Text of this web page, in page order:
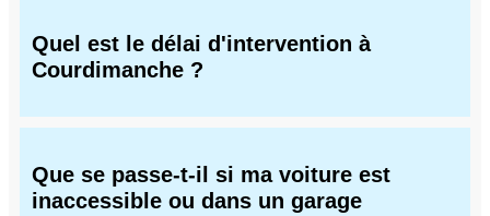
Quel est le délai d'intervention à
Courdimanche ?
Que se passe-t-il si ma voiture est
inaccessible ou dans un garage